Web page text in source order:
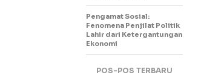
Pengamat Sosial:
Fenomena Penjilat Politik
Lahir dari Ketergantungan
Ekonomi
POS-POS TERBARU